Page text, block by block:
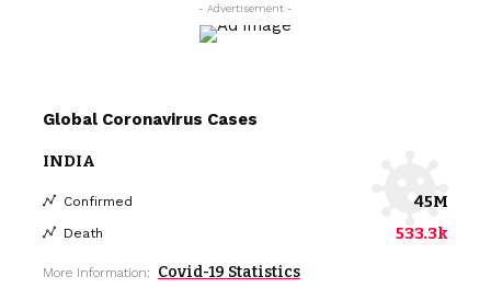
- Advertisement -
Global Coronavirus Cases
INDIA
Confirmed 45M
Death 533.3k
More Information: Covid-19 Statistics